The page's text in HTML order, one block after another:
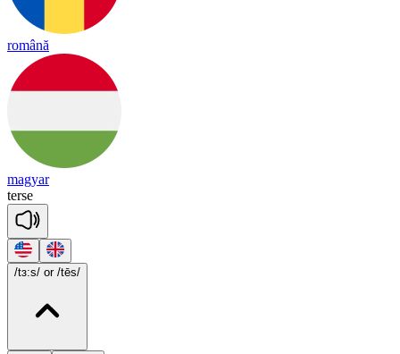
română
magyar
terse
/tɜ:s/ or /tēs/